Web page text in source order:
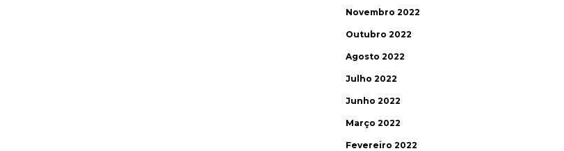
Novembro 2022
Outubro 2022
Agosto 2022
Julho 2022
Junho 2022
Março 2022
Fevereiro 2022